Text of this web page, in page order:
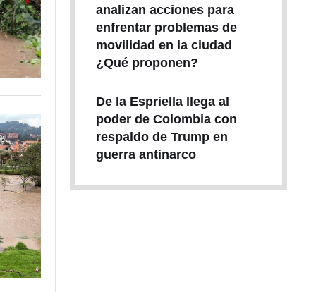
analizan acciones para
enfrentar problemas de
movilidad en la ciudad
¿Qué proponen?
De la Espriella llega al
poder de Colombia con
respaldo de Trump en
guerra antinarco